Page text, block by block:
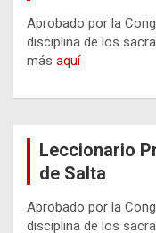
Aprobado por la
disciplina de los
más aquí
Leccionario
de Salta
Aprobado por la
disciplina de los